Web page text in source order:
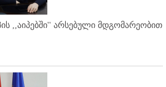
,,აიპებში'' არსებული მდგომარეობით